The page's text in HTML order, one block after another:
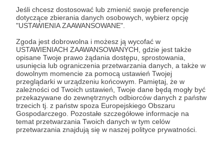
Jeśli chcesz dostosować lub zmienić swoje preferencje
dotyczące zbierania danych osobowych, wybierz opcję
"USTAWIENIA ZAAWANSOWANE".
Zgoda jest dobrowolna i możesz ją wycofać w
USTAWIENIACH ZAAWANSOWANYCH, gdzie jest także
opisane Twoje prawo żądania dostępu, sprostowania,
usunięcia lub ograniczenia przetwarzania danych, a także w
dowolnym momencie za pomocą ustawień Twojej
przeglądarki w urządzeniu końcowym. Pamiętaj, że w
zależności od Twoich ustawień, Twoje dane będą mogły być
przekazywane do zewnętrznych odbiorców danych z państw
trzecich tj. z państw spoza Europejskiego Obszaru
Gospodarczego. Pozostałe szczegółowe informacje na
temat przetwarzania Twoich danych w tym celów
przetwarzania znajdują się w naszej polityce prywatności.
1
Dziś wystartowała na moim kanale You Tube nowa seria
filmików, w których po prostu będę odręcznie rysować
nowych wlogów z cyklu JUSTA ANIMUJE. Uwaga, możecie
śmiało pisać kogo narysować... może wymyślonego przez
Was bohatera?
szkicownik bohaterowie justy +1